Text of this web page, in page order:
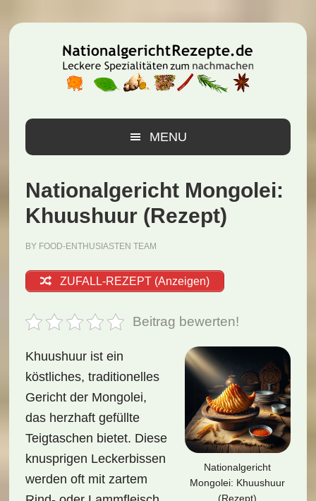
Hauptnavigation
Inhalt
Seitenspalte
MENU
Nationalgericht Mongolei:
Khuushuur (Rezept)
BY FOOD-ENTHUSIASTEN TEAM
ZUFALL-REZEPT (Anzeigen)
Beitrag bewerten!
Nationalgericht
Mongolei: Khuushuur
(Rezept)
Khuushuur ist ein
köstliches, traditionelles
Gericht der Mongolei,
das herzhaft gefüllte
Teigtaschen bietet. Diese
knusprigen Leckerbissen
werden oft mit zartem